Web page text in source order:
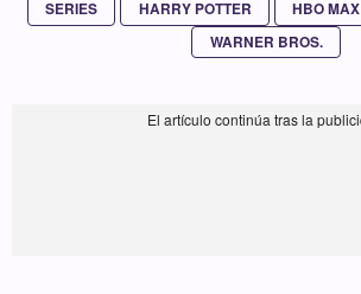
SERIES HARRY POTTER HBO MAX
WARNER BROS.